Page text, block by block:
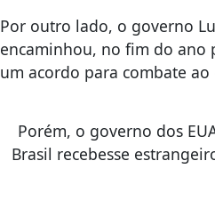
Por outro lado, o governo
encaminhou, no fim do ano
um acordo para combate
Porém, o governo dos
Brasil recebesse